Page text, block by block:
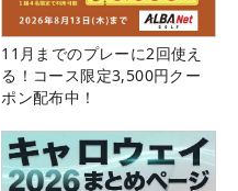
11月までのプレーに2回使え
る！コース限定3,500円クー
ポン配布中！